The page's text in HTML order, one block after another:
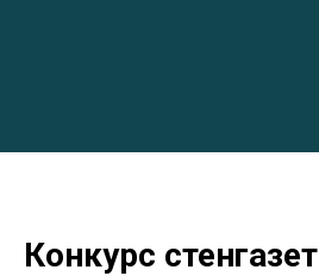
Конкурс стенгазет